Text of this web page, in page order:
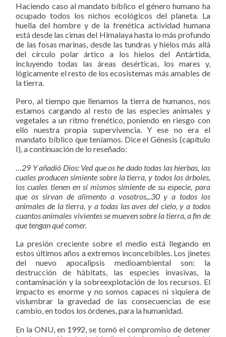
Haciendo caso al mandato bíblico el género humano ha
ocupado todos los nichos ecológicos del planeta. La
huella del hombre y de la frenética actividad humana
está desde las cimas del Himalaya hasta lo más profundo
de las fosas marinas, desde las tundras y hielos más allá
del círculo polar ártico a los hielos del Antártida,
incluyendo todas las áreas desérticas, los mares y,
lógicamente el resto de los ecosistemas más amables de
la tierra.
Pero, al tiempo que llenamos la tierra de humanos, nos
estamos cargando al resto de las especies animales y
vegetales a un ritmo frenético, poniendo en riesgo con
ello nuestra propia supervivencia. Y ese no era el
mandato bíblico que teníamos. Dice el Génesis (capítulo
I), a continuación de lo reseñado:
…29 Y añadió Dios: Ved que os he dado todas las hierbas, las
cuales producen simiente sobre la tierra, y todos los árboles,
los cuales tienen en sí mismos simiente de su especie, para
que os sirvan de alimento a vosotros,..30 y a todos los
animales de la tierra, y a todas las aves del cielo, y a todos
cuantos animales vivientes se mueven sobre la tierra, a fin de
que tengan qué comer.
La presión creciente sobre el medio está llegando en
estos últimos años a extremos inconcebibles. Los jinetes
del nuevo apocalipsis medioambiental son: la
destrucción de hábitats, las especies invasivas, la
contaminación y la sobreexplotación de los recursos. El
impacto es enorme y no somos capaces ni siquiera de
vislumbrar la gravedad de las consecuencias de ese
cambio, en todos los órdenes, para la humanidad.
En la ONU, en 1992, se tomó el compromiso de detener